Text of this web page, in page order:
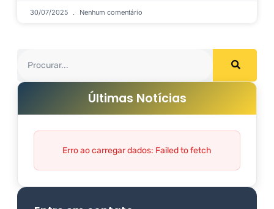
30/07/2025 Nenhum comentário
Últimas Notícias
Erro ao carregar dados: Failed to fetch